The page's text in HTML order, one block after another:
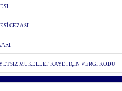
CEZASI
MÜKELLEF KAYDI İÇİN VERGİ KODU